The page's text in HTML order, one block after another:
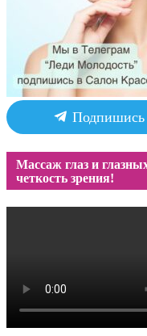
Подпишись
Массаж глаз и
четкость зрения!